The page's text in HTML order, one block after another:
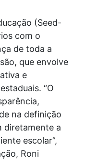
(Seed-
com o
de toda a
que envolve
e
“O
na definição
diretamente a
escolar”,
Roni